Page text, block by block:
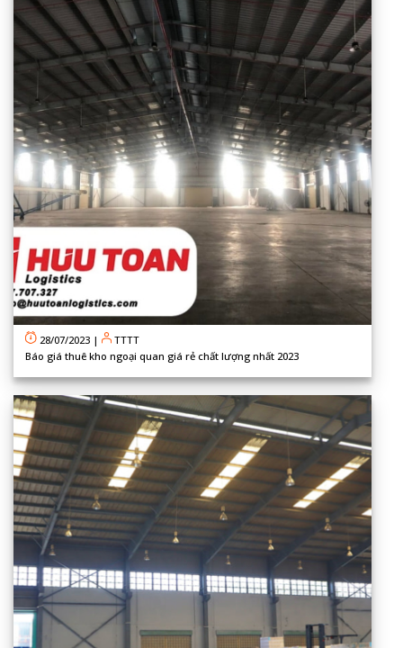
28/07/2023 |
TTTT
Báo giá thuê kho ngoại quan giá rẻ chất lượng nhất 2023